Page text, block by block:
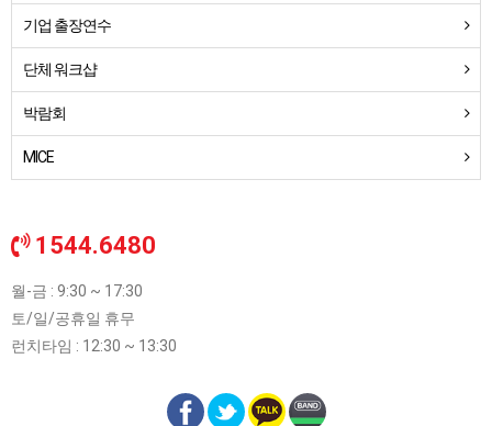
기업 출장연수
단체 워크샵
박람회
MICE
1544.6480
월-금 : 9:30 ~ 17:30
토/일/공휴일 휴무
런치타임 : 12:30 ~ 13:30